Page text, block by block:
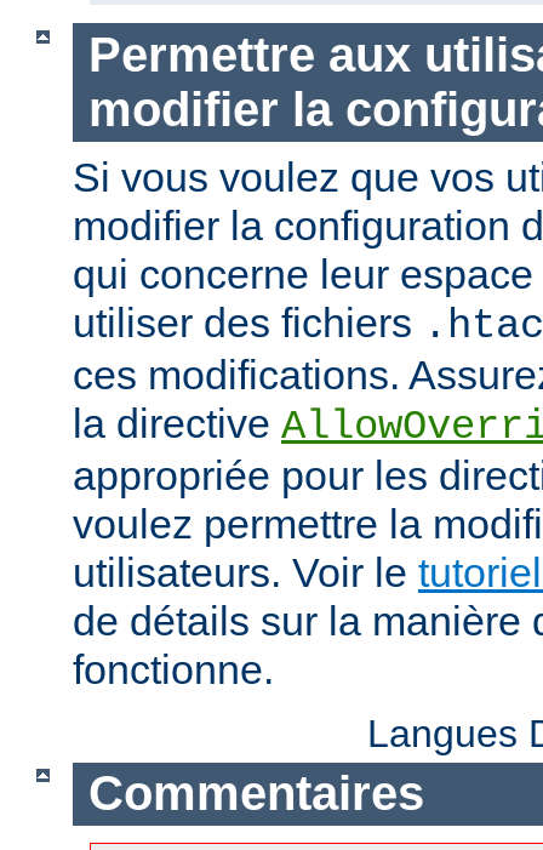
Permettre aux
modifier la
Si vous voulez que vos
modifier la configuration
qui concerne leur
utiliser des fichiers
ces modifications.
la directive
appropriée pour les
voulez permettre la
utilisateurs. Voir le
de détails sur la manière
fonctionne.
Langues
Commentaires